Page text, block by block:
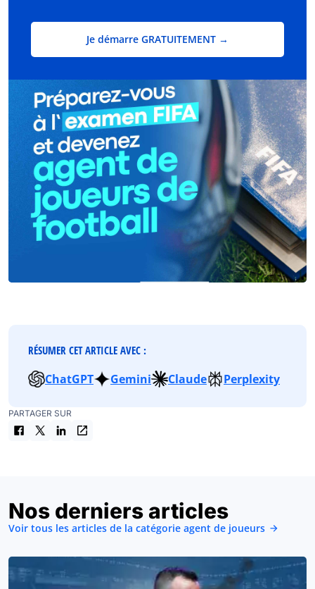
Je démarre GRATUITEMENT →
RÉSUMER CET ARTICLE AVEC :
ChatGPT Gemini Claude Perplexity
PARTAGER SUR
Nos derniers articles
Voir tous les articles de la catégorie agent de joueurs